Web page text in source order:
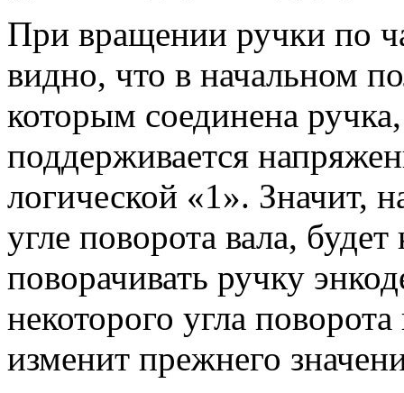
При вращении ручки по
видно, что в начальном
которым соединена
поддерживается
логической «1». Значит,
угле поворота вала,
поворачивать ручку
некоторого угла
изменит прежнего